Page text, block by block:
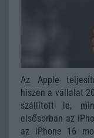
Az Apple
hiszen a vállalat
szállított le,
elsősorban az
az iPhone 16